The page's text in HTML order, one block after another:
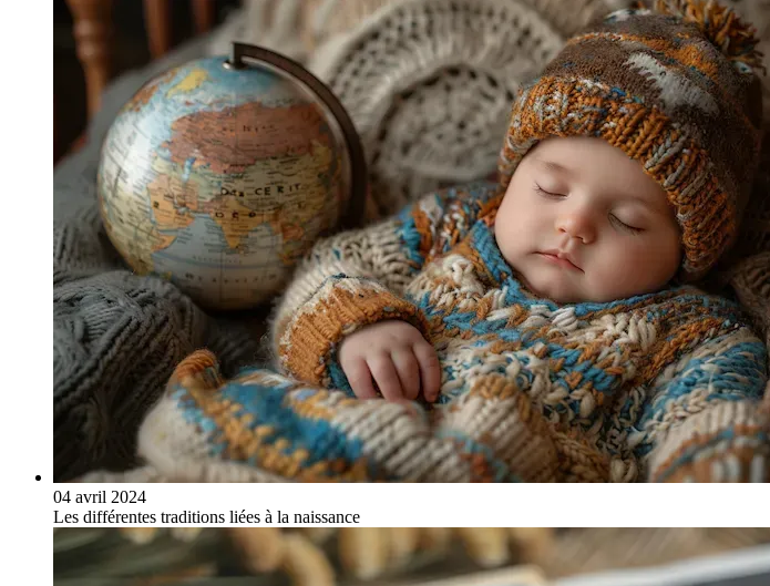
04 avril 2024
Les différentes traditions liées à la naissance